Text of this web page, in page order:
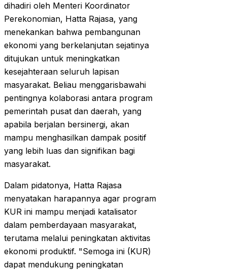
dihadiri oleh Menteri Koordinator
Perekonomian, Hatta Rajasa, yang
menekankan bahwa pembangunan
ekonomi yang berkelanjutan sejatinya
ditujukan untuk meningkatkan
kesejahteraan seluruh lapisan
masyarakat. Beliau menggarisbawahi
pentingnya kolaborasi antara program
pemerintah pusat dan daerah, yang
apabila berjalan bersinergi, akan
mampu menghasilkan dampak positif
yang lebih luas dan signifikan bagi
masyarakat.
Dalam pidatonya, Hatta Rajasa
menyatakan harapannya agar program
KUR ini mampu menjadi katalisator
dalam pemberdayaan masyarakat,
terutama melalui peningkatan aktivitas
ekonomi produktif. "Semoga ini (KUR)
dapat mendukung peningkatan